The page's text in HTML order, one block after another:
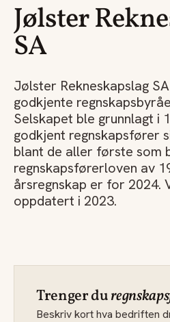
Jølster
SA
Jølster Rekneskapslag
godkjente
Selskapet ble grunnlagt i
godkjent regnskapsfører
blant de aller første som
regnskapsførerloven av
årsregnskap er for 2024.
oppdatert i 2023.
Trenger du
Beskriv kort hva bedriften